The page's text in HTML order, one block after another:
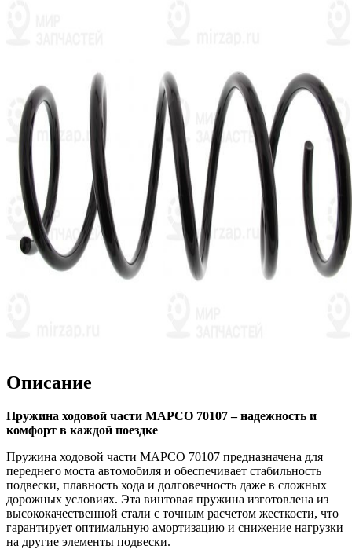
Описание
Пружина ходовой части MAPCO 70107 – надежность и
комфорт в каждой поездке
Пружина ходовой части MAPCO 70107 предназначена для
переднего моста автомобиля и обеспечивает стабильность
подвески, плавность хода и долговечность даже в сложных
дорожных условиях. Эта винтовая пружина изготовлена из
высококачественной стали с точным расчетом жесткости, что
гарантирует оптимальную амортизацию и снижение нагрузки
на другие элементы подвески.